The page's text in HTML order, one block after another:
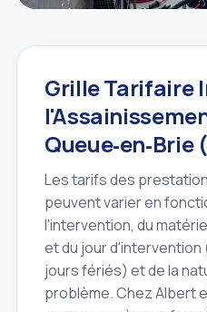
Grille Tarifaire
Queue‑en‑Brie
Les tarifs des
peuvent varier en
l'intervention, du
et du jour d'intervention
jours fériés) et de la
problème. Chez Albert